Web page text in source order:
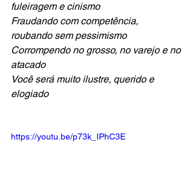
fuleiragem e cinismo
Fraudando com competência,
roubando sem pessimismo
Corrompendo no grosso, no varejo e no
atacado
Você será muito ilustre, querido e
elogiado
https://youtu.be/p73k_IPhC3E